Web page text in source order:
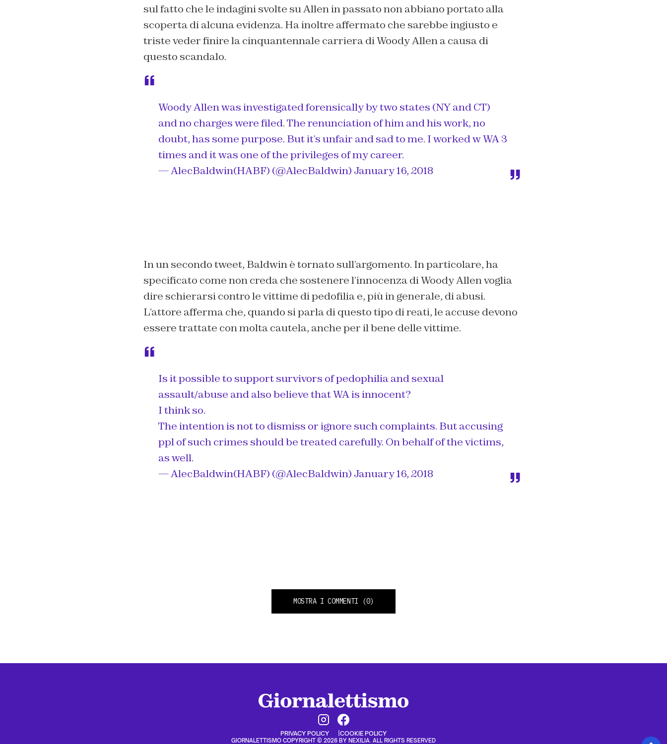
sul fatto che le indagini svolte su Allen in passato non abbiano portato alla
scoperta di alcuna evidenza. Ha inoltre affermato che sarebbe ingiusto e
triste veder finire la cinquantennale carriera di Woody Allen a causa di
questo scandalo.
Woody Allen was investigated forensically by two states (NY and CT)
and no charges were filed. The renunciation of him and his work, no
doubt, has some purpose. But it’s unfair and sad to me. I worked w WA 3
times and it was one of the privileges of my career.
— AlecBaldwin(HABF) (@AlecBaldwin) January 16, 2018
In un secondo tweet, Baldwin è tornato sull’argomento. In particolare, ha
specificato come non creda che sostenere l’innocenza di Woody Allen voglia
dire schierarsi contro le vittime di pedofilia e, più in generale, di abusi.
L’attore afferma che, quando si parla di questo tipo di reati, le accuse devono
essere trattate con molta cautela, anche per il bene delle vittime.
Is it possible to support survivors of pedophilia and sexual
assault/abuse and also believe that WA is innocent?
I think so.
The intention is not to dismiss or ignore such complaints. But accusing
ppl of such crimes should be treated carefully. On behalf of the victims,
as well.
— AlecBaldwin(HABF) (@AlecBaldwin) January 16, 2018
MOSTRA I COMMENTI (0)
PRIVACY POLICY COOKIE POLICY
GIORNALETTISMO COPYRIGHT © 2026 BY NEXILIA. ALL RIGHTS RESERVED